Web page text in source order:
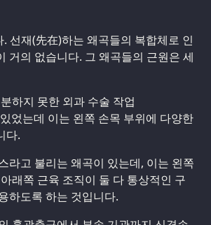
. 선재(先在)하는 왜곡들의 복합체로 인
거의 없습니다. 그 왜곡들의 근원은 세
하지 못한 외과 수술 작업
었는데 이는 왼쪽 손목 부위에 다양한
다.
라고 불리는 왜곡이 있는데, 이는 왼쪽
래쪽 근육 조직이 둘 다 통상적인 구
하도록 하는 것입니다.